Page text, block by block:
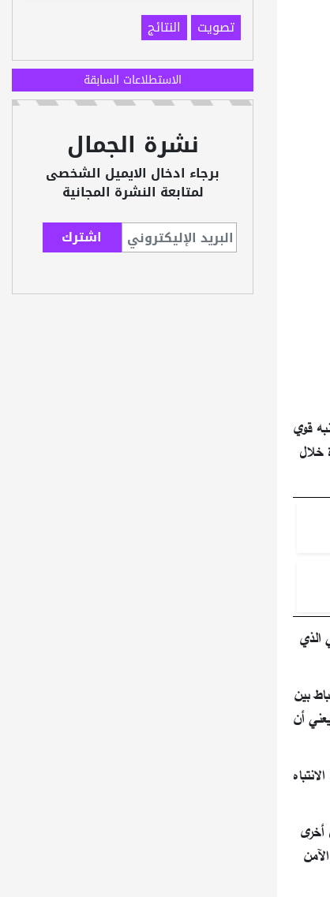
قوي
خلال
الذي
بين
أن
أخرى
تصويت
النتائج
الاستطلاعات السابقة
نشرة الجمال
برجاء ادخال الايميل الشخصى
لمتابعة النشرة المجانية